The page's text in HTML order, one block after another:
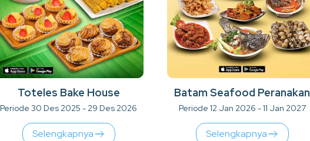
Toteles Bake House
Periode 30 Des 2025 - 29 Des 2026
Selengkapnya
Batam Seafood Peranakan
Periode 12 Jan 2026 - 11 Jan 2027
Selengkapnya